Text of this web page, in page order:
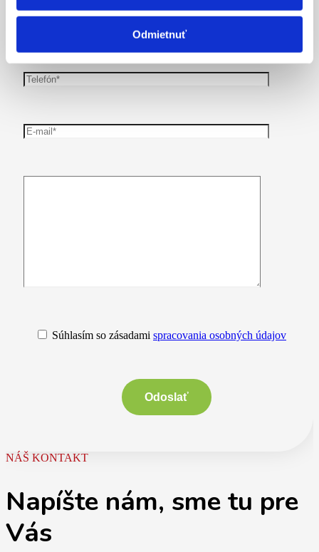
Odmietnuť
Súhlasím so zásadami spracovania osobných údajov
NÁŠ KONTAKT
Napíšte nám, sme tu pre
Vás